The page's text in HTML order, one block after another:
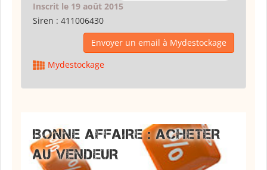
Inscrit le 19 août 2015
Siren : 411006430
Envoyer un email à Mydestockage
Mydestockage
BONNE AFFAIRE : ACHETER
AU VENDEUR